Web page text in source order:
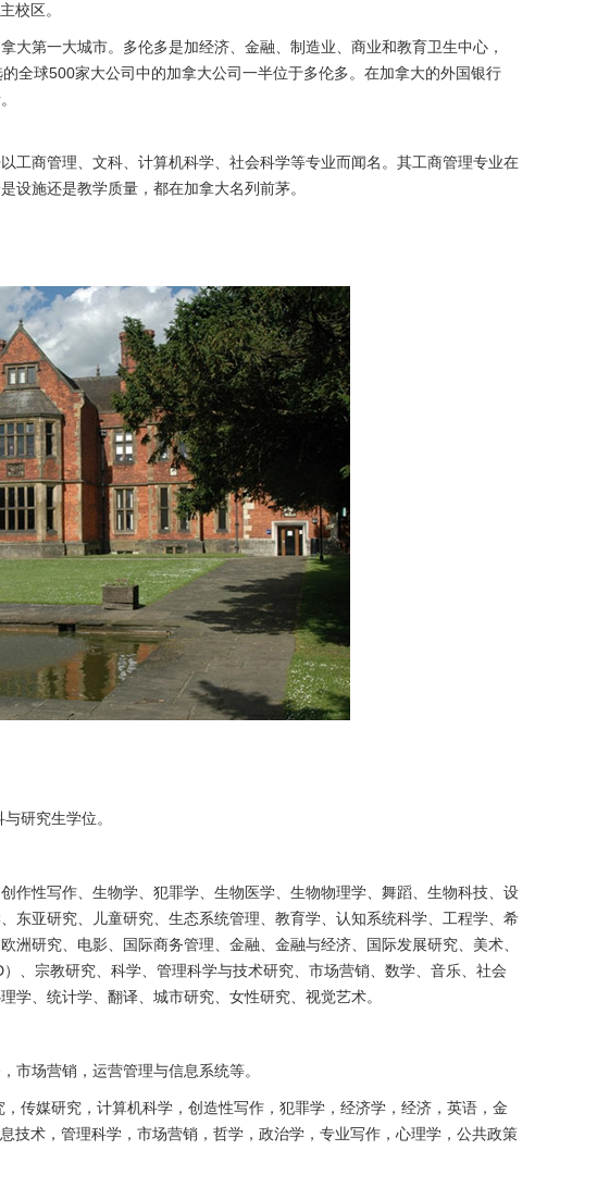
校区。
第一大城市。多伦多是加经济、金融、制造业、商业和教育卫生中心，
全球500家大公司中的加拿大公司一半位于多伦多。在加拿大的外国银行
工商管理、文科、计算机科学、社会科学等专业而闻名。其工商管理专业在
设施还是教学质量，都在加拿大名列前茅。
研究生学位。
作性写作、生物学、犯罪学、生物医学、生物物理学、舞蹈、生物科技、设
东亚研究、儿童研究、生态系统管理、教育学、认知系统科学、工程学、希
研究、电影、国际商务管理、金融、金融与经济、国际发展研究、美术、
、宗教研究、科学、管理科学与技术研究、市场营销、数学、音乐、社会
、统计学、翻译、城市研究、女性研究、视觉艺术。
市场营销，运营管理与信息系统等。
传媒研究，计算机科学，创造性写作，犯罪学，经济学，经济，英语，金
技术，管理科学，市场营销，哲学，政治学，专业写作，心理学，公共政策